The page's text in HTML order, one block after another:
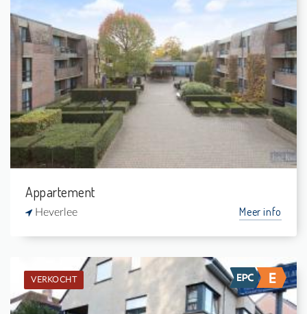
Verkocht: Assistentie-appartement
1
4 m²
1
55 m²
Appartement
Heverlee Meer info
VERKOCHT